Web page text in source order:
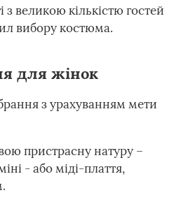
з великою кількістю гостей
вибору костюма.
для жінок
з урахуванням мети
пристрасну натуру –
- або міді-плаття,